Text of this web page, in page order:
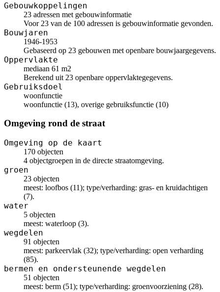
Gebouwkoppelingen
23 adressen met gebouwinformatie
Voor 23 van de 100 adressen is gebouwinformatie gevonden.
Bouwjaren
1946-1953
Gebaseerd op 23 gebouwen met openbare bouwjaargegevens.
Oppervlakte
mediaan 61 m2
Berekend uit 23 openbare oppervlaktegegevens.
Gebruiksdoel
woonfunctie
woonfunctie (13), overige gebruiksfunctie (10)
Omgeving rond de straat
Omgeving op de kaart
170 objecten
4 objectgroepen in de directe straatomgeving.
groen
23 objecten
meest: loofbos (11); type/verharding: gras- en kruidachtigen
(7).
water
5 objecten
meest: waterloop (3).
wegdelen
91 objecten
meest: parkeervlak (32); type/verharding: open verharding
(85).
bermen en ondersteunende wegdelen
51 objecten
meest: berm (51); type/verharding: groenvoorziening (28).